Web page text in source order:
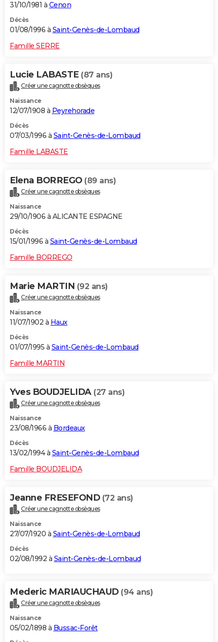
31/10/1981 à Cenon
Décès
01/08/1996 à Saint-Genès-de-Lombaud
Famille SERRE
Lucie LABASTE (87 ans)
Créer une cagnotte obsèques
Naissance
12/07/1908 à Peyrehorade
Décès
07/03/1996 à Saint-Genès-de-Lombaud
Famille LABASTE
Elena BORREGO (89 ans)
Créer une cagnotte obsèques
Naissance
29/10/1906 à ALICANTE ESPAGNE
Décès
15/01/1996 à Saint-Genès-de-Lombaud
Famille BORREGO
Marie MARTIN (92 ans)
Créer une cagnotte obsèques
Naissance
11/07/1902 à Haux
Décès
01/07/1995 à Saint-Genès-de-Lombaud
Famille MARTIN
Yves BOUDJELIDA (27 ans)
Créer une cagnotte obsèques
Naissance
23/08/1966 à Bordeaux
Décès
13/02/1994 à Saint-Genès-de-Lombaud
Famille BOUDJELIDA
Jeanne FRESEFOND (72 ans)
Créer une cagnotte obsèques
Naissance
27/07/1920 à Saint-Genès-de-Lombaud
Décès
02/08/1992 à Saint-Genès-de-Lombaud
Mederic MARIAUCHAUD (94 ans)
Créer une cagnotte obsèques
Naissance
05/02/1898 à Bussac-Forêt